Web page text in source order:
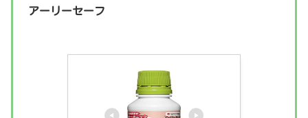
アーリーセーフ